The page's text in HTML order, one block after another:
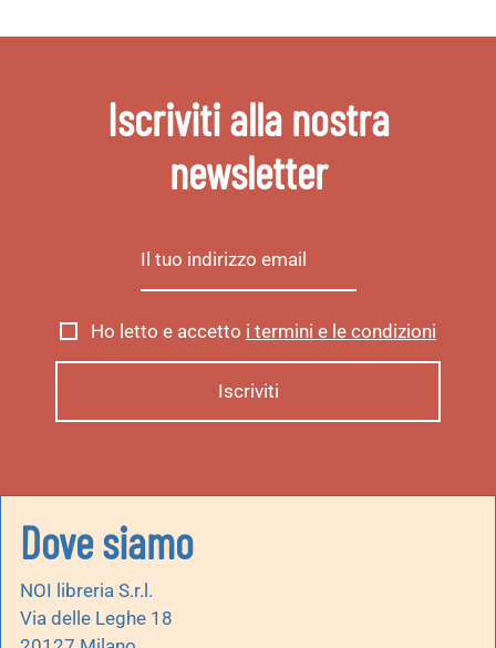
Iscriviti alla nostra
newsletter
Ho letto e accetto i termini e le condizioni
Dove siamo
NOI libreria S.r.l.
Via delle Leghe 18